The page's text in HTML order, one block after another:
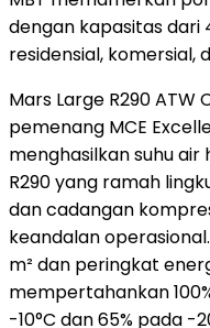
dengan kapasitas dari
residensial, komersial,
Mars Large R290
pemenang MCE
menghasilkan suhu
R290 yang ramah
dan cadangan
keandalan
m² dan peringkat
mempertahankan
-10°C dan 65% pada -